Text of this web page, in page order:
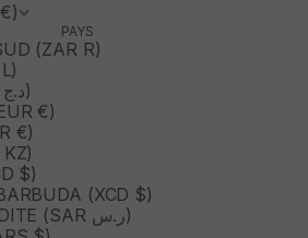
PAYS
(ZAR R)
ALGÉRIE (DZD د.ج)
€)
€)
$)
(XCD $)
ARABIE SAOUDITE (SAR ر.س)